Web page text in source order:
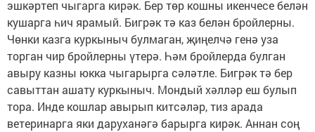
эшкәртеп чыгарга кирәк. Бер төр кошны икенчесе белән
кушарга һич ярамый. Бигрәк тә каз белән бройлерны.
Чөнки казга куркыныч булмаган, җиңелчә генә уза
торган чир бройлерны үтерә. Һәм бройлерда булган
авыру казны юкка чыгарырга сәләтле. Бигрәк тә бер
савыттан ашату куркыныч. Мондый хәлләр еш булып
тора. Инде кошлар авырып китсәләр, тиз арада
ветеринарга яки даруханәгә барырга кирәк. Аннан соң